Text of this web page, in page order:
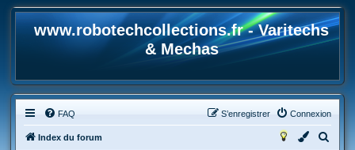
www.robotechcollections.fr - Varitechs
& Mechas
FAQ Connexion
S’enregistrer
Index du forum